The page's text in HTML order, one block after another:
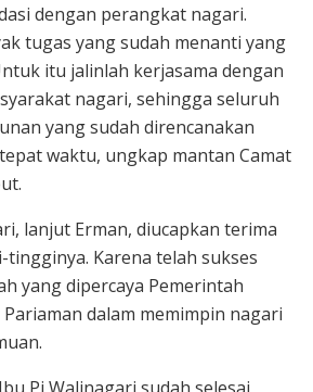
dengan perangkat nagari.
tugas yang sudah menanti yang
itu jalinlah kerjasama dengan
nagari, sehingga seluruh
yang sudah direncanakan
waktu, ungkap mantan Camat
lanjut Erman, diucapkan terima
Karena telah sukses
yang dipercaya Pemerintah
dalam memimpin nagari